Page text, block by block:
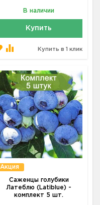
В наличии
Купить
Купить в 1 клик
Акция
Саженцы голубики
Латеблю (Latiblue) -
комплект 5 шт.